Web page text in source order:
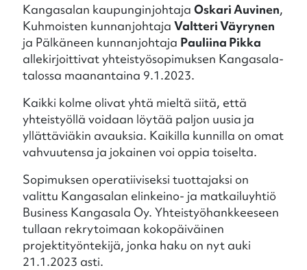
Kangasalan kaupunginjohtaja Oskari Auvinen,
Kuhmoisten kunnanjohtaja Valtteri Väyrynen
ja Pälkäneen kunnanjohtaja Pauliina Pikka
allekirjoittivat yhteistyösopimuksen Kangasala-
talossa maanantaina 9.1.2023.
Kaikki kolme olivat yhtä mieltä siitä, että
yhteistyöllä voidaan löytää paljon uusia ja
yllättäviäkin avauksia. Kaikilla kunnilla on omat
vahvuutensa ja jokainen voi oppia toiselta.
Sopimuksen operatiiviseksi tuottajaksi on
valittu Kangasalan elinkeino- ja matkailuyhtiö
Business Kangasala Oy. Yhteistyöhankkeeseen
tullaan rekrytoimaan kokopäiväinen
projektityöntekijä, jonka haku on nyt auki
21.1.2023 asti.